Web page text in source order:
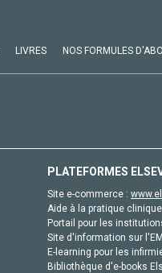
LIVRES NOS FORMULES
PLATEFORMES
Site e-commerce :
Aide à la pratique
Portail pour les
Site d'information sur
E-learning pour les
Bibliothèque d'e-books